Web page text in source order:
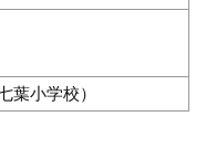
葉小学校）